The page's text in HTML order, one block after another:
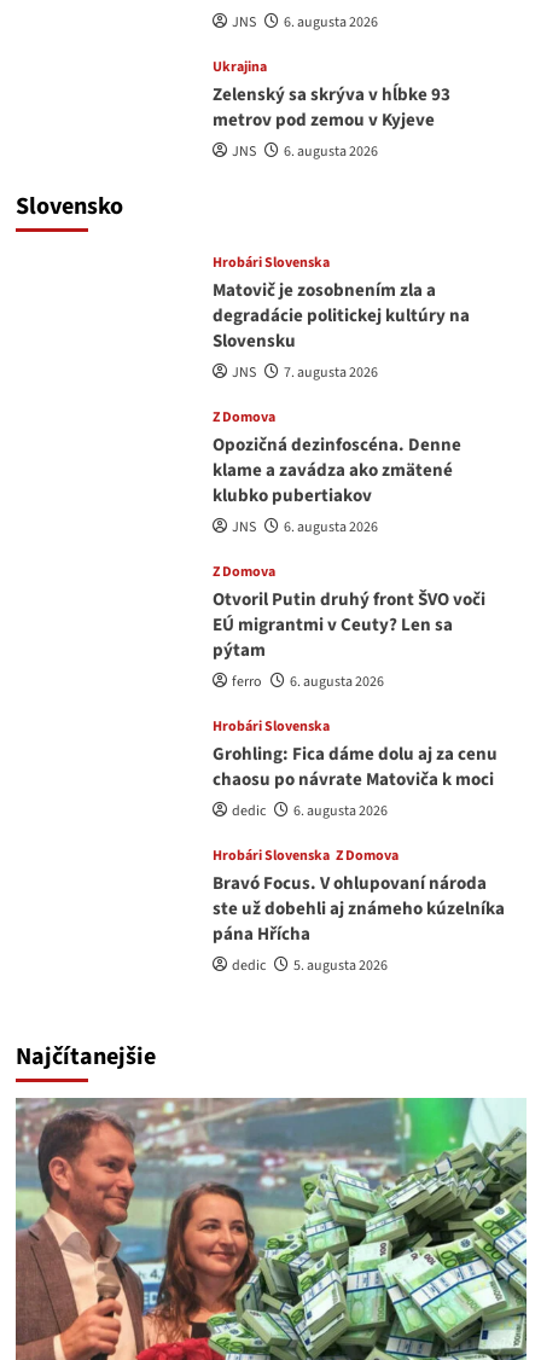
JNS 6. augusta 2026
Ukrajina
Zelenský sa skrýva v hĺbke 93
metrov pod zemou v Kyjeve
JNS 6. augusta 2026
Slovensko
Hrobári Slovenska
Matovič je zosobnením zla a
degradácie politickej kultúry na
Slovensku
JNS 7. augusta 2026
Z Domova
Opozičná dezinfoscéna. Denne
klame a zavádza ako zmätené
klubko pubertiakov
JNS 6. augusta 2026
Z Domova
Otvoril Putin druhý front ŠVO voči
EÚ migrantmi v Ceuty? Len sa
pýtam
ferro 6. augusta 2026
Hrobári Slovenska
Grohling: Fica dáme dolu aj za cenu
chaosu po návrate Matoviča k moci
dedic 6. augusta 2026
Hrobári Slovenska Z Domova
Bravó Focus. V ohlupovaní národa
ste už dobehli aj známeho kúzelníka
pána Hřícha
dedic 5. augusta 2026
Najčítanejšie